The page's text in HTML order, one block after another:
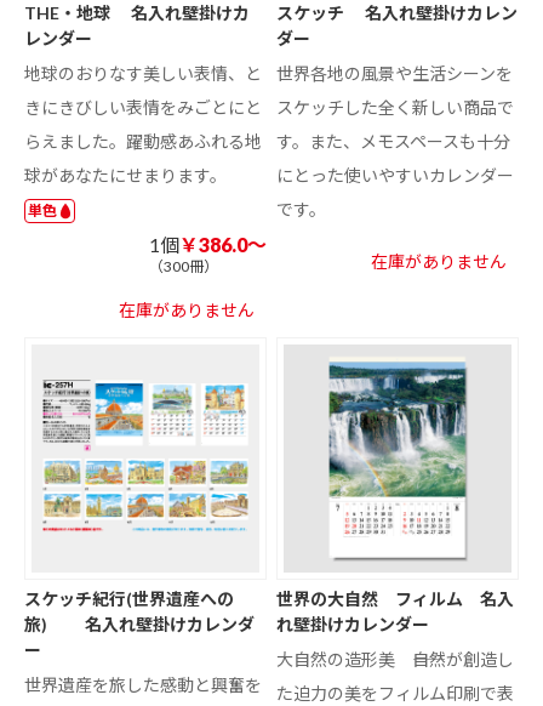
THE・地球 名入れ壁掛けカ
レンダー
地球のおりなす美しい表情、と
きにきびしい表情をみごとにと
らえました。躍動感あふれる地
球があなたにせまります。
単色
1個￥386.0～
（300冊）
在庫がありません
スケッチ 名入れ壁掛けカレン
ダー
世界各地の風景や生活シーンを
スケッチした全く新しい商品で
す。また、メモスペースも十分
にとった使いやすいカレンダー
です。
在庫がありません
スケッチ紀行(世界遺産への
旅) 名入れ壁掛けカレンダ
ー
世界遺産を旅した感動と興奮を
世界の大自然 フィルム 名入
れ壁掛けカレンダー
大自然の造形美 ――自然が創造し
た迫力の美をフィルム印刷で表